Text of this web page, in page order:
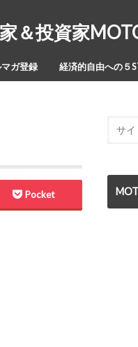
＆投資家
ガ登録 経済的自由への５
Pocket